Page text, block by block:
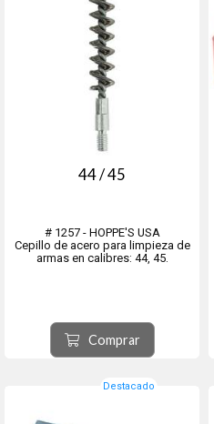
44 / 45
# 1257 - HOPPE'S USA
Cepillo de acero para limpieza de
armas en calibres: 44, 45.
Comprar
Destacado